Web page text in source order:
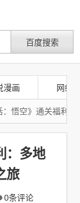
漫画 网络
：悟空》通关福利
：多地
旅
0条评论